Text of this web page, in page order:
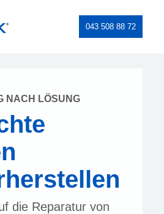
043 508 88 72
NACH LÖSUNG
die Reparatur von